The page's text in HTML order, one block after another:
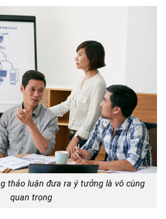
thảo luận đưa ra ý tưởng là vô cùng
quan trọng